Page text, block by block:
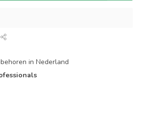
in Nederland